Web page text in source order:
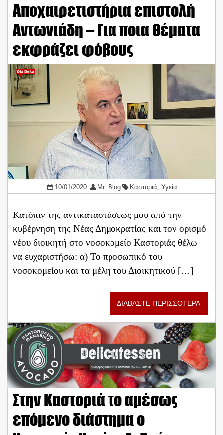
Αποχαιρετιστήρια επιστολή
Αντωνιάδη – Για ποια θέματα
εκφράζει φόβους
10/01/2020 Mr. Blog Καστοριά ,Υγεία
Κατόπιν της αντικαταστάσεως μου από την
κυβέρνηση της Νέας Δημοκρατίας και τον ορισμό
νέου διοικητή στο νοσοκομείο Καστοριάς θέλω
να ευχαριστήσω: α) Το προσωπικό του
νοσοκομείου και τα μέλη του Διοικητικού […]
ΔΙΑΒΑΣΤΕ ΠΕΡΙΣΣΟΤΕΡΑ
Στην Καστοριά το αμέσως
επόμενο διάστημα ο